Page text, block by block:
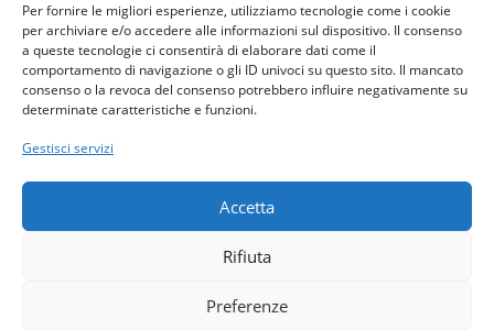
Per fornire le migliori esperienze, utilizziamo tecnologie come i cookie
per archiviare e/o accedere alle informazioni sul dispositivo. Il consenso
a queste tecnologie ci consentirà di elaborare dati come il
comportamento di navigazione o gli ID univoci su questo sito. Il mancato
consenso o la revoca del consenso potrebbero influire negativamente su
determinate caratteristiche e funzioni.
Gestisci servizi
Accetta
Rifiuta
Preferenze
Help desk
Guida rapida